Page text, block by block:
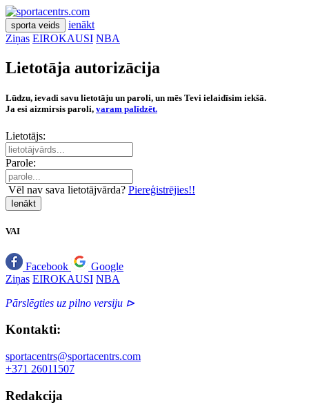
sporta veids
ienākt
Ziņas EIROKAUSI NBA
Lietotāja autorizācija
Lūdzu, ievadi savu lietotāju un paroli, un mēs Tevi ielaidīsim iekšā.
Ja esi aizmirsis paroli, varam palīdzēt.
Lietotājs:
Parole:
Vēl nav sava lietotājvārda? Piereģistrējies!!
Ienākt
VAI
Facebook
Google
Ziņas EIROKAUSI NBA
Pārslēgties uz pilno versiju ⊳
Kontakti:
sportacentrs@sportacentrs.com
+371 26011507
Redakcija